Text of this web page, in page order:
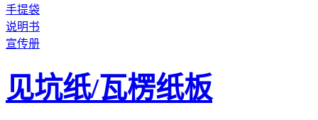
手提袋
说明书
宣传册
见坑纸/瓦楞纸板